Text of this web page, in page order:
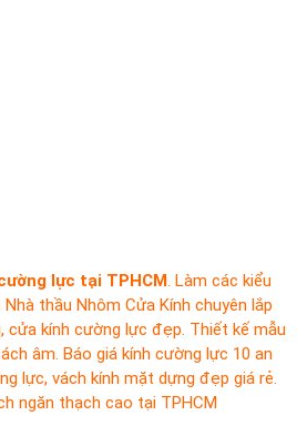
lực tại TPHCM. Làm các kiểu
thầu Nhôm Cửa Kính chuyên lắp
cửa kính cường lực đẹp. Thiết kế mẫu
âm. Báo giá kính cường lực 10 an
lực, vách kính mặt dựng đẹp giá rẻ.
ngăn thạch cao tại TPHCM